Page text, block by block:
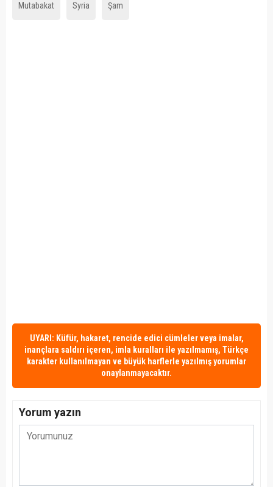
Mutabakat Syria Şam
UYARI: Küfür, hakaret, rencide edici cümleler veya imalar,
inançlara saldırı içeren, imla kuralları ile yazılmamış, Türkçe
karakter kullanılmayan ve büyük harflerle yazılmış yorumlar
onaylanmayacaktır.
Yorum yazın